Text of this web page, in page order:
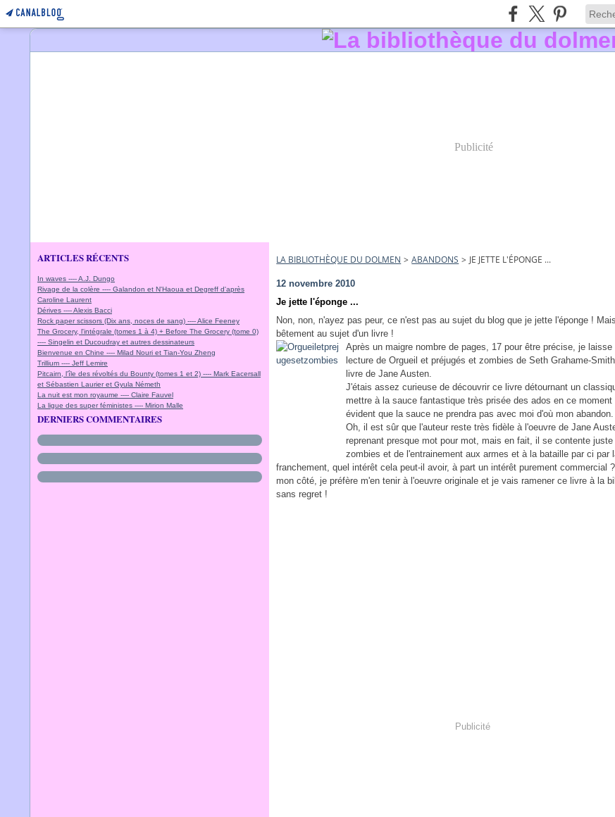
Publicité
ARTICLES RÉCENTS
In waves ---- A.J. Dungo
Rivage de la colère ---- Galandon et N'Haoua et Degreff d'après
Caroline Laurent
Dérives ---- Alexis Bacci
Rock paper scissors (Dix ans, noces de sang) ---- Alice Feeney
The Grocery, l'intégrale (tomes 1 à 4) + Before The Grocery (tome 0)
---- Singelin et Ducoudray et autres dessinateurs
Bienvenue en Chine ---- Milad Nouri et Tian-You Zheng
Trillium ---- Jeff Lemire
Pitcairn, l'île des révoltés du Bounty (tomes 1 et 2) ---- Mark Eacersall
et Sébastien Laurier et Gyula Németh
La nuit est mon royaume ---- Claire Fauvel
La ligue des super féministes ---- Mirion Malle
DERNIERS COMMENTAIRES
LA BIBLIOTHÈQUE DU DOLMEN > ABANDONS > JE JETTE L'ÉPONGE ...
12 novembre 2010
Je jette l'éponge ...
Non, non, n'ayez pas peur, ce n'est pas au sujet du blog que je jette l'éponge !
bêtement au sujet d'un livre !
Après un maigre nombre de pages, 17 pour être précise, je laisse
lecture de Orgueil et préjugés et zombies de Seth Grahame-
livre de Jane Austen.
J'étais assez curieuse de découvrir ce livre détournant un
mettre à la sauce fantastique très prisée des ados en ce
évident que la sauce ne prendra pas avec moi d'où mon abandon.
Oh, il est sûr que l'auteur reste très fidèle à l'oeuvre de Jane
reprenant presque mot pour mot, mais en fait, il se contente juste
zombies et de l'entrainement aux armes et à la bataille par ci par
franchement, quel intérêt cela peut-il avoir, à part un intérêt purement commercial
mon côté, je préfère m'en tenir à l'oeuvre originale et je vais ramener ce livre à la
sans regret !
Publicité